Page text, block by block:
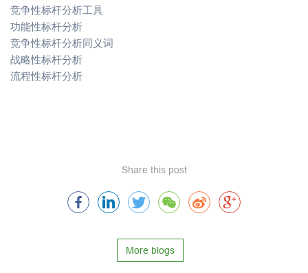
竞争性标杆分析工具
功能性标杆分析
竞争性标杆分析同义词
战略性标杆分析
流程性标杆分析
Share this post
More blogs